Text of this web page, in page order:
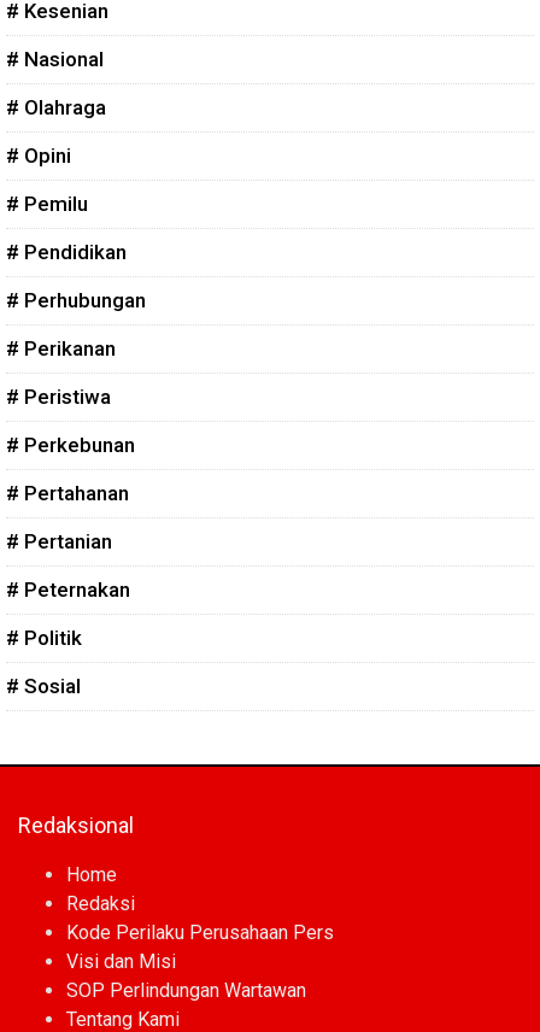
# Kesenian
# Nasional
# Olahraga
# Opini
# Pemilu
# Pendidikan
# Perhubungan
# Perikanan
# Peristiwa
# Perkebunan
# Pertahanan
# Pertanian
# Peternakan
# Politik
# Sosial
Redaksional
Home
Redaksi
Kode Perilaku Perusahaan Pers
Visi dan Misi
SOP Perlindungan Wartawan
Tentang Kami